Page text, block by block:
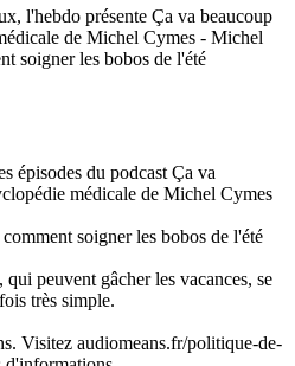
l'hebdo présente Ça va beaucoup
de Michel Cymes - Michel
soigner les bobos de l'été
épisodes du podcast Ça va
médicale de Michel Cymes
soigner les bobos de l'été
peuvent gâcher les vacances, se
très simple.
Visitez audiomeans.fr/politique-de-